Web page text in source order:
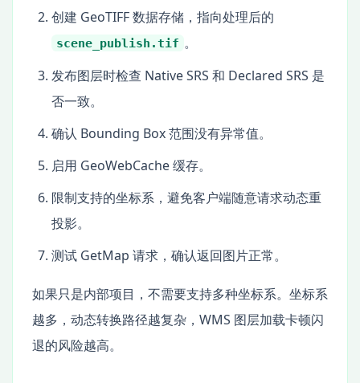
创建 GeoTIFF 数据存储，指向处理后的
scene_publish.tif 。
发布图层时检查 Native SRS 和 Declared SRS 是
否一致。
确认 Bounding Box 范围没有异常值。
启用 GeoWebCache 缓存。
限制支持的坐标系，避免客户端随意请求动态重
投影。
测试 GetMap 请求，确认返回图片正常。
如果只是内部项目，不需要支持多种坐标系。坐标系
越多，动态转换路径越复杂，WMS 图层加载卡顿闪
退的风险越高。